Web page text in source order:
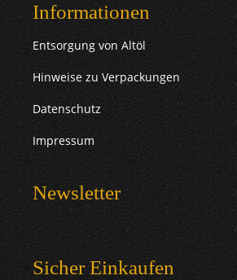
Informationen
Entsorgung von Altöl
Hinweise zu Verpackungen
Datenschutz
Impressum
Newsletter
Sicher Einkaufen